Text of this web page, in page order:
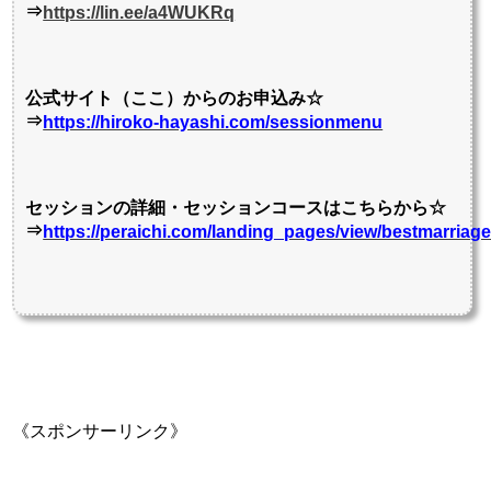
⇒https://lin.ee/a4WUKRq
公式サイト（ここ）からのお申込み☆
⇒https://hiroko-hayashi.com/sessionmenu
セッションの詳細・セッションコースはこちらから☆
⇒https://peraichi.com/landing_pages/view/bestmarriage
《スポンサーリンク》